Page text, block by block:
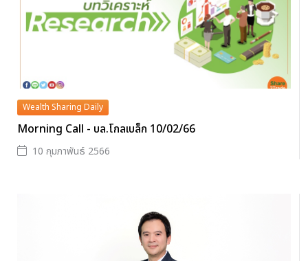
Wealth Sharing Daily
Morning Call - บล.โกลเบล็ก 10/02/66
10 กุมภาพันธ์ 2566